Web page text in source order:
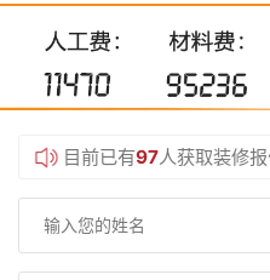
目前已有97人获取装修